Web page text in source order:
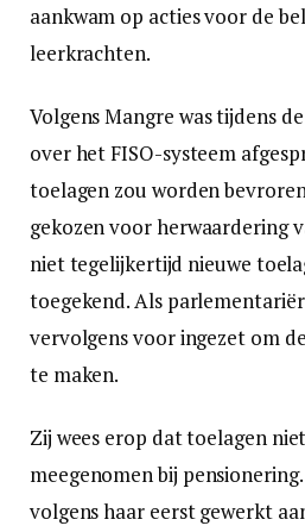
aankwam op acties voor de
leerkrachten.
Volgens Mangre was tijdens
over het FISO-systeem
toelagen zou worden
gekozen voor herwaardering
niet tegelijkertijd nieuwe
toegekend. Als
vervolgens voor ingezet om
te maken.
Zij wees erop dat toelagen
meegenomen bij
volgens haar eerst gewerkt